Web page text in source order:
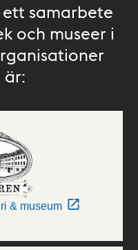
samarbete
och museer i
är:
& museum